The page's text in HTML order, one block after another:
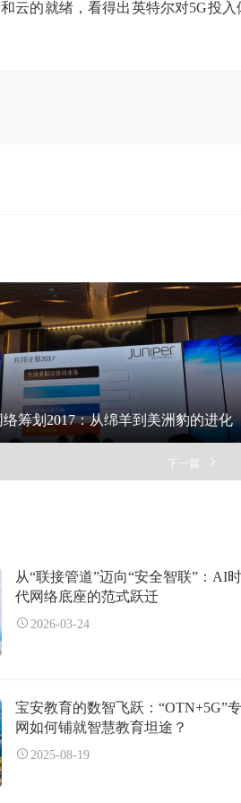
云的就绪，看得出英特尔对5G投入
络筹划2017：从绵羊到美洲豹的进化
下一篇
从“联接管道”迈向“安全智联”：AI时
代网络底座的范式跃迁
2026-03-24
宝安教育的数智飞跃：“OTN+5G”专
网如何铺就智慧教育坦途？
2025-08-19